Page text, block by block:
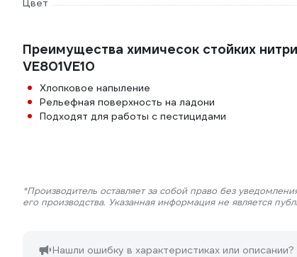
Цвет
Преимущества химичесок стойких
VE801VE10
Хлопковое напыление
Рельефная поверхность на ладони
Подходят для работы с пестицидами
*Производитель оставляет за собой право без
его производства. Указанная информация не является
Нашли ошибку в характеристиках или описании?